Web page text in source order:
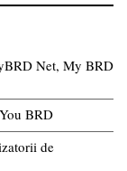
Net, My BRD
BRD
de